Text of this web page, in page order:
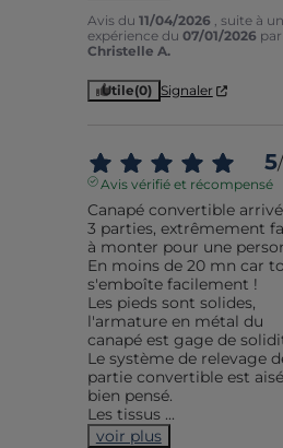
Avis du 11/04/2026 , suite à
expérience du 07/01/2026 par
Christelle A.
Utile(0) Signaler
5/
Avis vérifié et récompensé
Canapé convertible
3 parties, extrêmement
à monter pour une
En moins de 20 mn car
s'emboîte facilement !
Les pieds sont solides,
l'armature en métal du
canapé est gage de
Le système de relevage
partie convertible est
bien pensé.
Les tissus ...
voir plus